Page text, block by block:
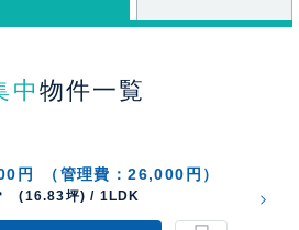
中物件一覧
円
（管理費：26,000円）
(16.83坪) / 1LDK